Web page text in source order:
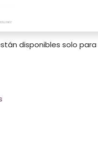
disponibles solo